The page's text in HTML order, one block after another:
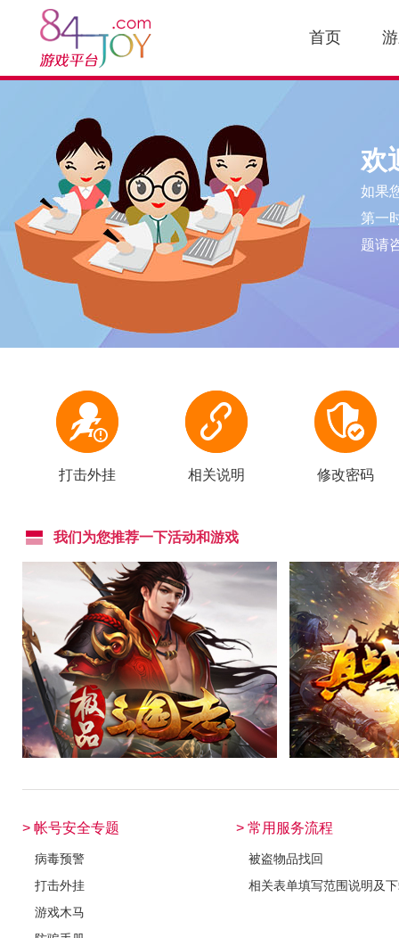
首页
欢
如果
第一
题请
打击外挂 相关说明 修改密码
我们为您推荐一下活动和游戏
> 帐号安全专题
病毒预警
打击外挂
游戏木马
> 常用服务流程
被盗物品找回
相关表单填写范围说明及